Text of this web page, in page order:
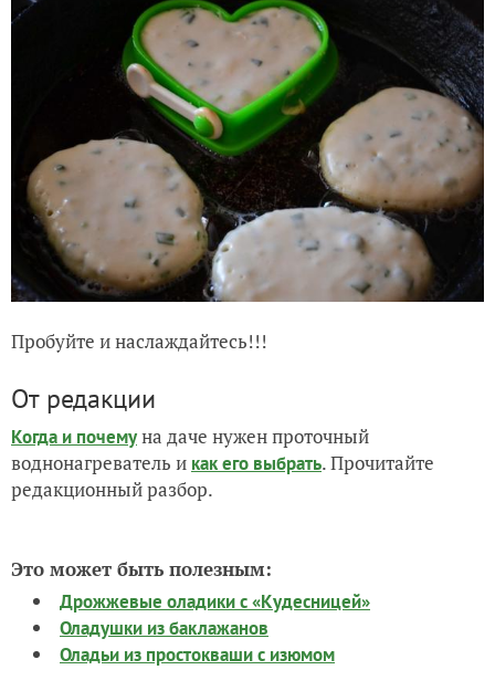
Пробуйте и наслаждайтесь!!!
От редакции
Когда и почемуна даче нужен проточный
воднонагреватель и как его выбрать. Прочитайте
редакционный разбор.
Это может быть полезным:
Дрожжевые оладики с «Кудесницей»
Оладушки из баклажанов
Оладьи из простокваши с изюмом